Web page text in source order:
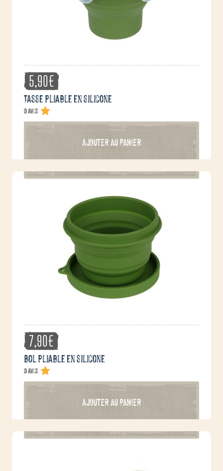
5,90€
Tasse pliable en silicone
0 avis
AJOUTER AU PANIER
7,90€
Bol pliable en silicone
0 avis
AJOUTER AU PANIER